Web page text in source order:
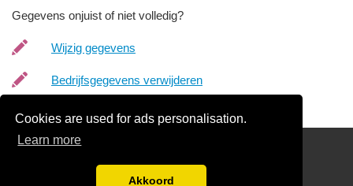
Cookies are used for ads personalisation.
Learn more
Akkoord
Gegevens onjuist of niet volledig?
Wijzig gegevens
Bedrijfsgegevens verwijderen
Links